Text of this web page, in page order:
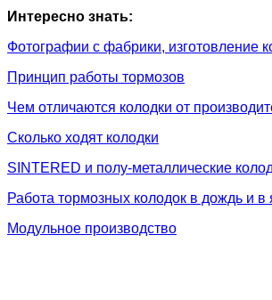
Интересно знать:
Фотографии с фабрики, изготовление
Принцип работы тормозов
Чем отличаются колодки от
Сколько ходят колодки
SINTERED и полу-металлические
Работа тормозных колодок в дождь и в
Модульное производство